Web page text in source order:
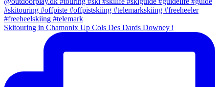
Skitouring in Chamonix Up Cols Des Dards Downey i